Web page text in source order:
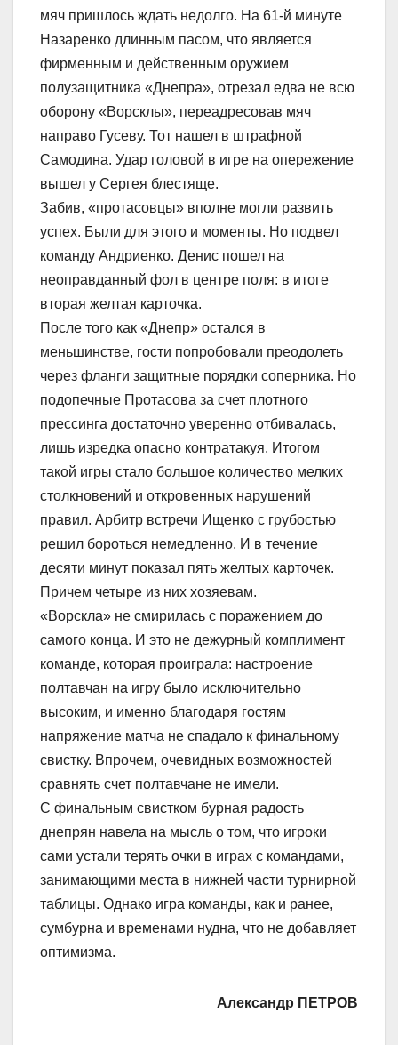
мяч пришлось ждать недолго. На 61-й минуте
Назаренко длинным пасом, что является
фирменным и действенным оружием
полузащитника «Днепра», отрезал едва не всю
оборону «Ворсклы», переадресовав мяч
направо Гусеву. Тот нашел в штрафной
Самодина. Удар головой в игре на опережение
вышел у Сергея блестяще.
Забив, «протасовцы» вполне могли развить
успех. Были для этого и моменты. Но подвел
команду Андриенко. Денис пошел на
неоправданный фол в центре поля: в итоге
вторая желтая карточка.
После того как «Днепр» остался в
меньшинстве, гости попробовали преодолеть
через фланги защитные порядки соперника. Но
подопечные Протасова за счет плотного
прессинга достаточно уверенно отбивалась,
лишь изредка опасно контратакуя. Итогом
такой игры стало большое количество мелких
столкновений и откровенных нарушений
правил. Арбитр встречи Ищенко с грубостью
решил бороться немедленно. И в течение
десяти минут показал пять желтых карточек.
Причем четыре из них хозяевам.
«Ворскла» не смирилась с поражением до
самого конца. И это не дежурный комплимент
команде, которая проиграла: настроение
полтавчан на игру было исключительно
высоким, и именно благодаря гостям
напряжение матча не спадало к финальному
свистку. Впрочем, очевидных возможностей
сравнять счет полтавчане не имели.
С финальным свистком бурная радость
днепрян навела на мысль о том, что игроки
сами устали терять очки в играх с командами,
занимающими места в нижней части турнирной
таблицы. Однако игра команды, как и ранее,
сумбурна и временами нудна, что не добавляет
оптимизма.
Александр ПЕТРОВ